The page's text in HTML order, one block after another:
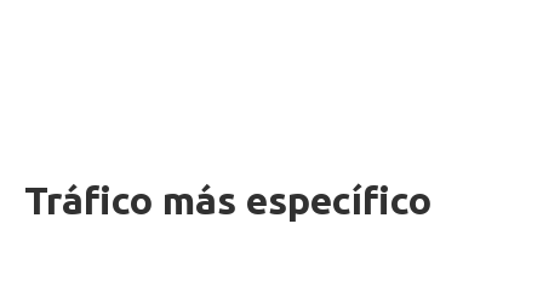
Tráfico más específico